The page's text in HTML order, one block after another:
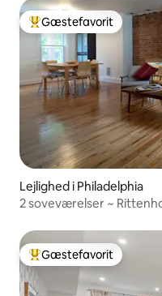
Bedste gæstefavorit
Gæstefavorit
Lejlighed i Philadelphia
2 soveværelser ~
Bedste gæstefavorit
Gæstefavorit